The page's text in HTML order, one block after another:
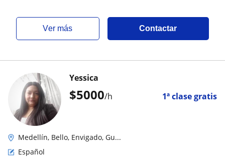
ver más Contactar
$5000/h 1ª clase gratis
Yessica
Medellín, Bello, Envigado, Gu...
Español